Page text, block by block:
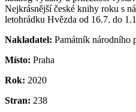
Nejkrásnější české knihy roku s
letohrádku Hvězda od 16.7. do
Nakladatel: Památník národního
Místo: Praha
Rok: 2020
Stran: 238